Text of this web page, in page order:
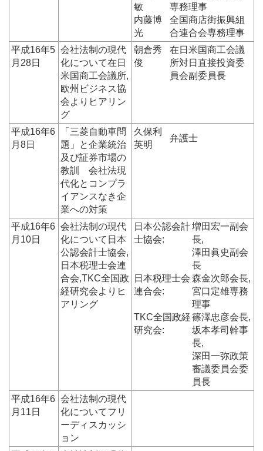
敏
専務理事
内藤博
光
全国商店街振興組
合連合会専務理事
平成16年5
月28日
会社法制の現代
化について在日
米国商工会議所,
欧州ビジネス協
会よりヒアリン
グ
朝倉秀
俊
在日米国商工会議
所対日直接投資委
員会副委員長
平成16年6
月8日
「三菱自動車問
題」と企業統治
及び証券市場の
教訓 会社法現
代化とコンプラ
イアンスなき企
業への対策
久保利
英明
弁護士
平成16年6
月10日
会社法制の現代
化について日本
公認会計士協会,
日本税理士会連
合会,TKC全国政
経研究会よりヒ
アリング
日本公認会計
士協会:
増田宏一副会
長,
澤田眞史副会
長
日本税理士会
連合会:
森金次郎会長,
宮口定雄専務
理事
TKC全国政経
研究会:
篠澤忠彦会長,
坂本孝司幹事
長,
深田一弥政策
審議委員会委
員長
平成16年6
月11日
会社法制の現代
化についてフリ
ーディスカッシ
ョン